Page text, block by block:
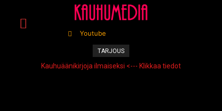
Youtube
TARJOUS
Kauhuäänikirjoja ilmaiseksi <--- Klikkaa tiedot